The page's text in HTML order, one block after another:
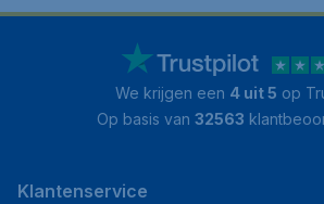
We krijgen een 4 uit 5 op
Op basis van 32563
Klantenservice